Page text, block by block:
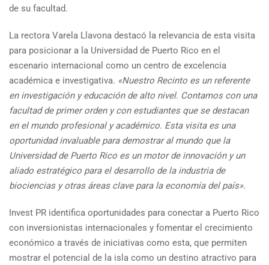
de su facultad.
La rectora Varela Llavona destacó la relevancia de esta visita
para posicionar a la Universidad de Puerto Rico en el
escenario internacional como un centro de excelencia
académica e investigativa. «Nuestro Recinto es un referente
en investigación y educación de alto nivel. Contamos con una
facultad de primer orden y con estudiantes que se destacan
en el mundo profesional y académico. Esta visita es una
oportunidad invaluable para demostrar al mundo que la
Universidad de Puerto Rico es un motor de innovación y un
aliado estratégico para el desarrollo de la industria de
biociencias y otras áreas clave para la economía del país».
Invest PR identifica oportunidades para conectar a Puerto Rico
con inversionistas internacionales y fomentar el crecimiento
económico a través de iniciativas como esta, que permiten
mostrar el potencial de la isla como un destino atractivo para